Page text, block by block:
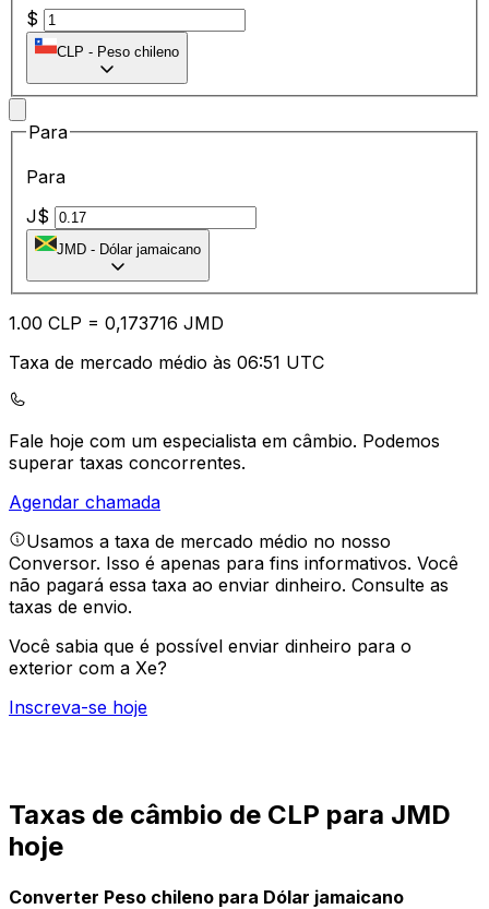
$
CLP - Peso chileno
Para
Para
J$
JMD - Dólar jamaicano
1.00 CLP = 0,173716 JMD
Taxa de mercado médio às 06:51 UTC
Fale hoje com um especialista em câmbio. Podemos
superar taxas concorrentes.
Agendar chamada
Usamos a taxa de mercado médio no nosso
Conversor. Isso é apenas para fins informativos. Você
não pagará essa taxa ao enviar dinheiro. Consulte as
taxas de envio.
Você sabia que é possível enviar dinheiro para o
exterior com a Xe?
Inscreva-se hoje
Taxas de câmbio de CLP para JMD
hoje
Converter Peso chileno para Dólar jamaicano